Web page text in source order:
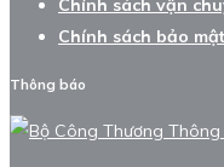
Chính sách vận
Chính sách bảo
Thông báo